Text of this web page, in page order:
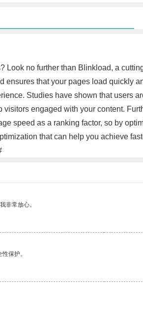
Look no further than Blinkload, a
ensures that your pages load quickly
Studies have shown that users
engaged with your content.
speed as a ranking factor, so by
that can help you achieve
非常放心。
保护。